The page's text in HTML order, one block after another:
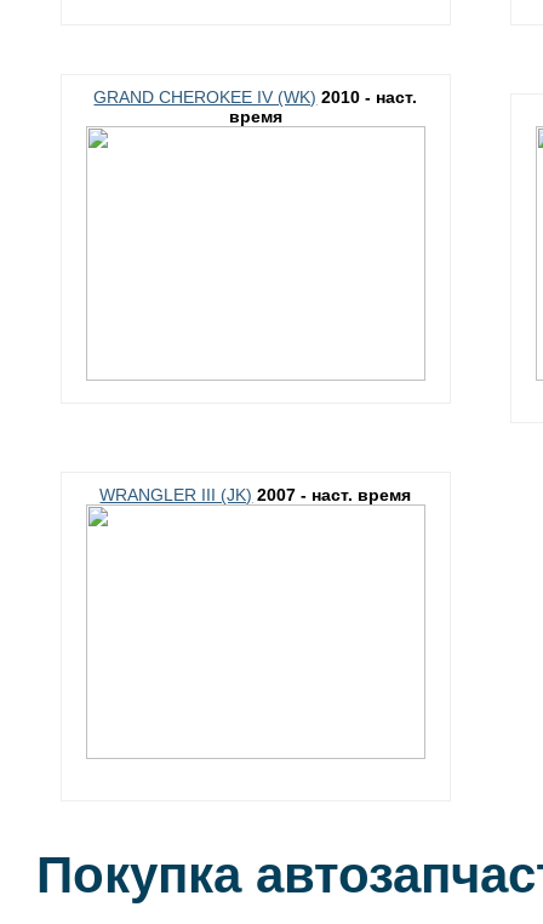
GRAND CHEROKEE IV (WK) 2010 - наст.
время
WRANGLER III (JK) 2007 - наст. время
Покупка